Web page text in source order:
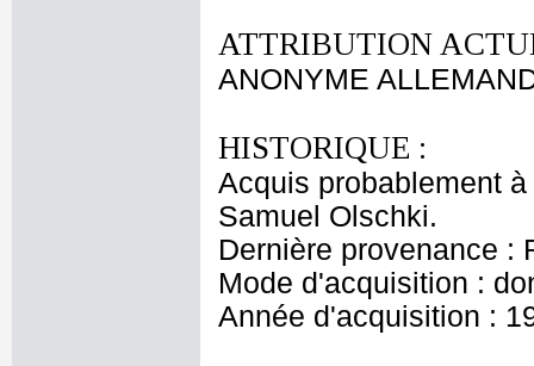
ATTRIBUTION
ANONYME
HISTORIQUE :
Acquis probablement
Samuel Olschki.
Dernière provenance :
Mode d'acquisition :
Année d'acquisition :